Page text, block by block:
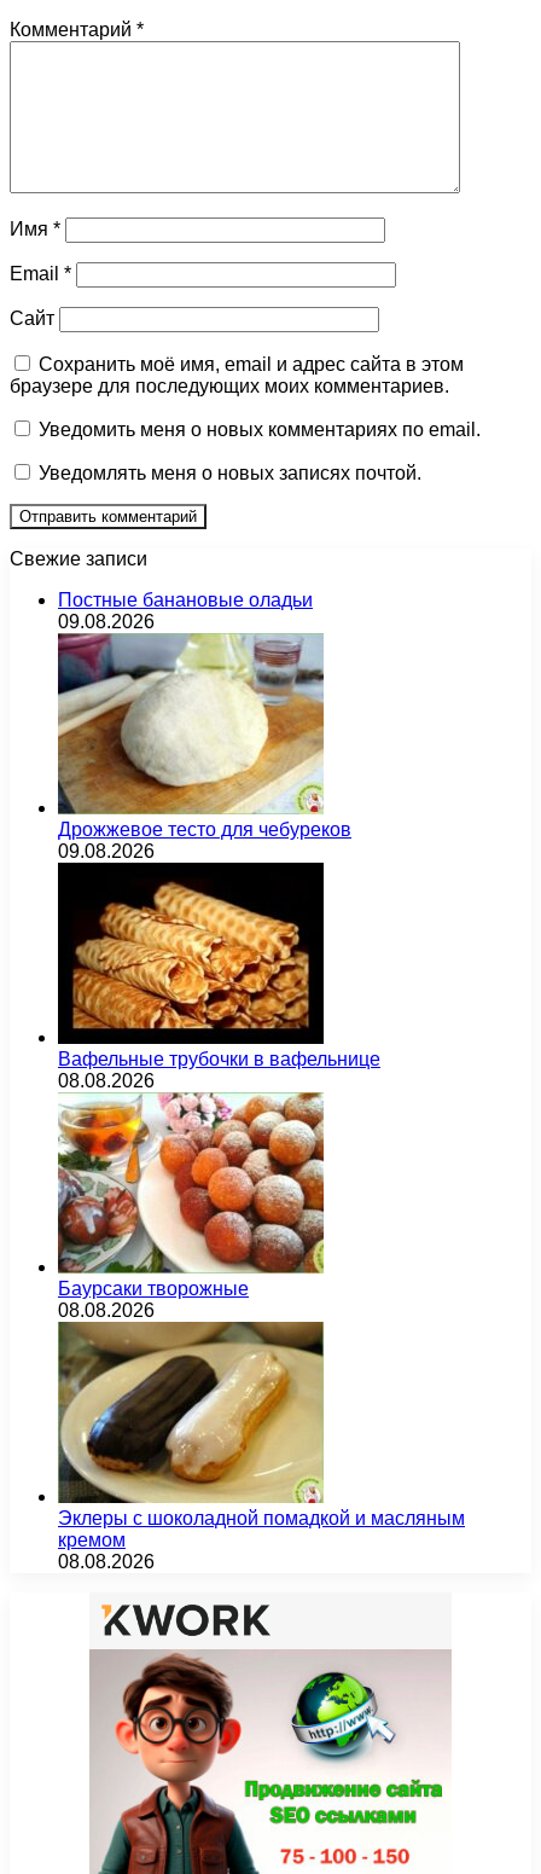
Комментарий *
Имя *
Email *
Сайт
Сохранить моё имя, email и адрес сайта в этом
браузере для последующих моих комментариев.
Уведомить меня о новых комментариях по email.
Уведомлять меня о новых записях почтой.
Свежие записи
Постные банановые оладьи
09.08.2026
Дрожжевое тесто для чебуреков
09.08.2026
Вафельные трубочки в вафельнице
08.08.2026
Баурсаки творожные
08.08.2026
Эклеры с шоколадной помадкой и масляным
кремом
08.08.2026